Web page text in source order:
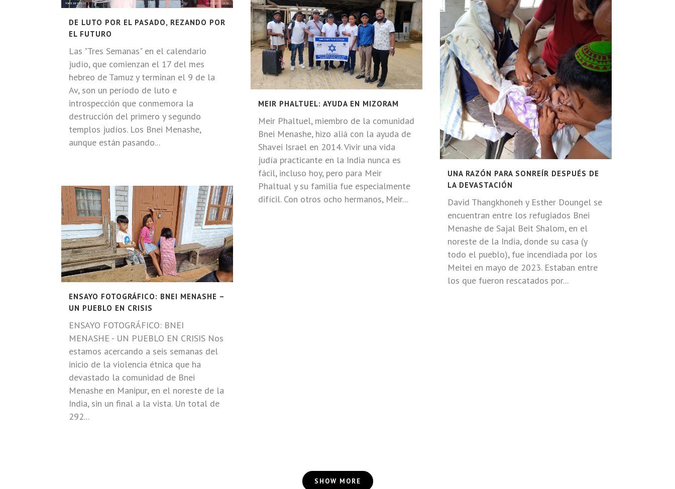
DE LUTO POR EL PASADO, REZANDO POR
EL FUTURO
Las "Tres Semanas" en el calendario
judío, que comienzan el 17 del mes
hebreo de Tamuz y terminan el 9 de la
Av, son un período de luto e
introspección que conmemora la
destrucción del primero y segundo
templos judíos. Los Bnei Menashe,
aunque están pasando...
UNA RAZÓN PARA SONREÍR DESPUÉS DE
LA DEVASTACIÓN
David Thangkhoneh y Esther Doungel se
encuentran entre los refugiados Bnei
Menashe de Sajal Beit Shalom, en el
noreste de la India, donde su casa (y
todo el pueblo), fue incendiada por los
Meitei en mayo de 2023. Estaban entre
los que fueron rescatados por...
MEIR PHALTUEL: AYUDA EN MIZORAM
Meir Phaltuel, miembro de la comunidad
Bnei Menashe, hizo aliá con la ayuda de
Shavei Israel en 2014. Vivir una vida
judía practicante en la India nunca es
fácil, incluso hoy, pero para Meir
Phaltual y su familia fue especialmente
difícil. Con otros ocho hermanos, Meir...
ENSAYO FOTOGRÁFICO: BNEI MENASHE –
UN PUEBLO EN CRISIS
ENSAYO FOTOGRÁFICO: BNEI
MENASHE - UN PUEBLO EN CRISIS Nos
estamos acercando a seis semanas del
inicio de la violencia étnica que ha
devastado la comunidad de Bnei
Menashe en Manipur, en el noreste de la
India, sin un final a la vista. Un total de
292...
SHOW MORE